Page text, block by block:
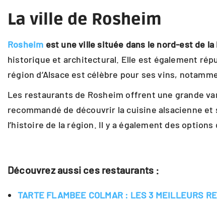
La ville de Rosheim
Rosheim est une ville située dans le nord-est de la
historique et architectural. Elle est également
région d’Alsace est célèbre pour ses vins,
Les restaurants de Rosheim offrent une grande
recommandé de découvrir la cuisine alsacienne
l’histoire de la région. Il y a également des
Découvrez aussi ces restaurants :
TARTE FLAMBEE COLMAR : LES 3 MEILLEURS